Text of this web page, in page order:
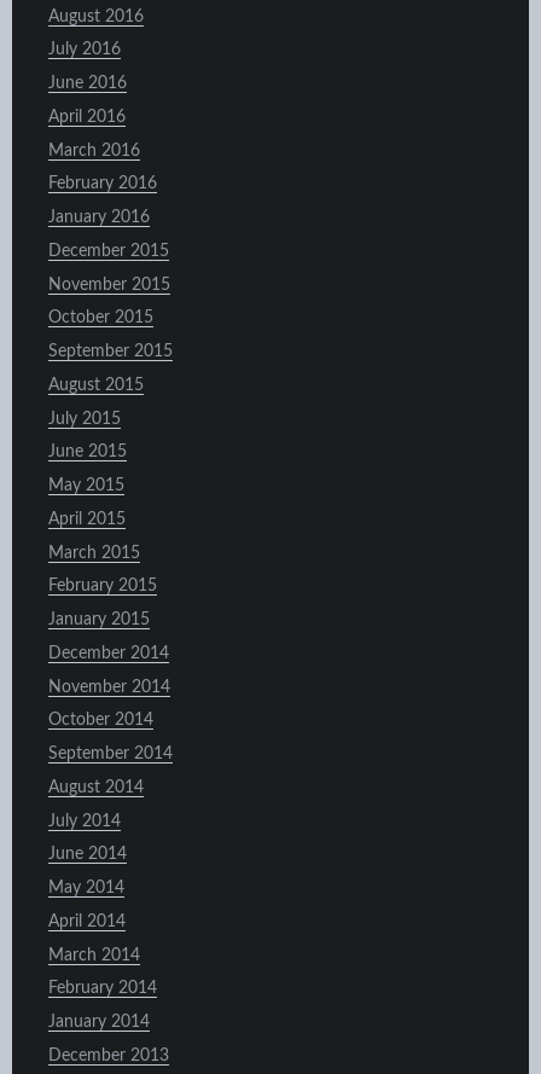
August 2016
July 2016
June 2016
April 2016
March 2016
February 2016
January 2016
December 2015
November 2015
October 2015
September 2015
August 2015
July 2015
June 2015
May 2015
April 2015
March 2015
February 2015
January 2015
December 2014
November 2014
October 2014
September 2014
August 2014
July 2014
June 2014
May 2014
April 2014
March 2014
February 2014
January 2014
December 2013